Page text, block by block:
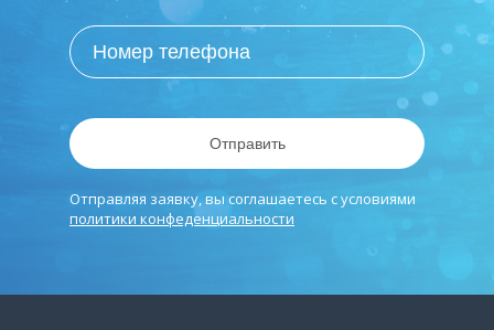
Отправить
Отправляя заявку, вы соглашаетесь с условиями
политики конфеденциальности